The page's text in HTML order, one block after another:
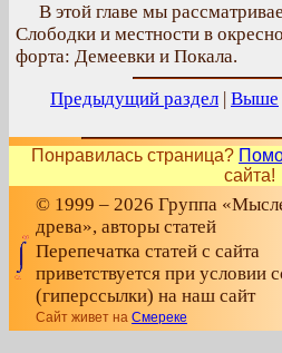
В этой главе мы
Слободки и местности в
форта: Демеевки и Покала.
Предыдущий раздел | Выше
Понравилась страница?
сайта!
© 1999 – 2026 Группа
древа», авторы статей
Перепечатка статей с сайта
приветствуется при условии
(гиперссылки) на наш сайт
Сайт живет на Смереке